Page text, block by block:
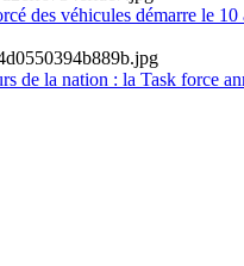
des véhicules démarre le 10
de la nation : la Task force